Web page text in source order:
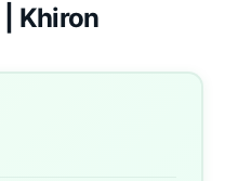
| Khiron